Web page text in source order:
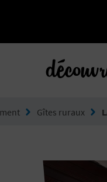
Gîtes ruraux